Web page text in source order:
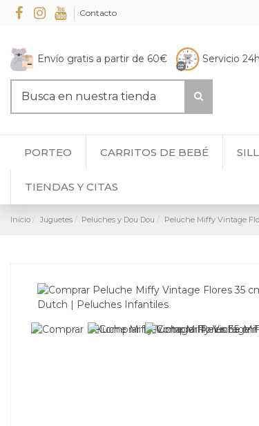
Contacto
Envío gratis a partir de 60€ Servicio
PORTEO CARRITOS DE BEBÉ
TIENDAS Y CITAS
Inicio Juguetes Peluches y Dou Dou Peluche Miffy Vintage